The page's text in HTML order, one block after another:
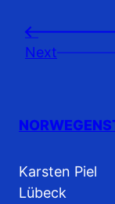
←
Next
Karsten Piel
Lübeck